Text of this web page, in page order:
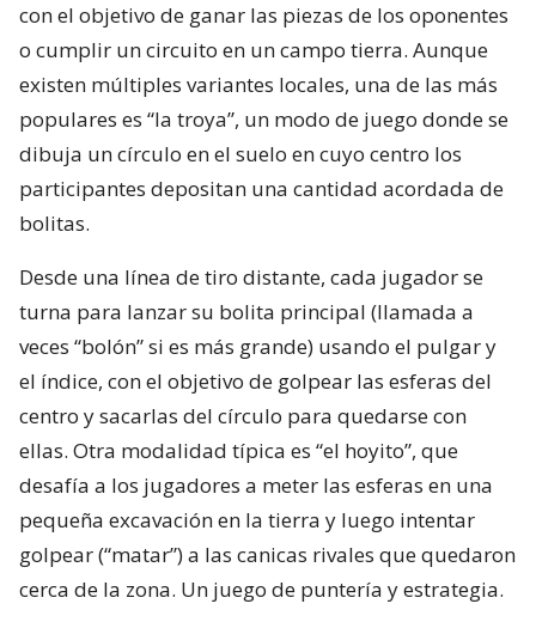
con el objetivo de ganar las piezas de los oponentes
o cumplir un circuito en un campo tierra. Aunque
existen múltiples variantes locales, una de las más
populares es “la troya”, un modo de juego donde se
dibuja un círculo en el suelo en cuyo centro los
participantes depositan una cantidad acordada de
bolitas.
Desde una línea de tiro distante, cada jugador se
turna para lanzar su bolita principal (llamada a
veces “bolón” si es más grande) usando el pulgar y
el índice, con el objetivo de golpear las esferas del
centro y sacarlas del círculo para quedarse con
ellas. Otra modalidad típica es “el hoyito”, que
desafía a los jugadores a meter las esferas en una
pequeña excavación en la tierra y luego intentar
golpear (“matar”) a las canicas rivales que quedaron
cerca de la zona. Un juego de puntería y estrategia.